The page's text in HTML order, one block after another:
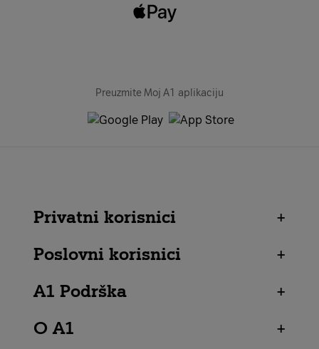
Preuzmite Moj A1 aplikaciju
Privatni korisnici
+
Poslovni korisnici
+
A1 Podrška
+
O A1
+